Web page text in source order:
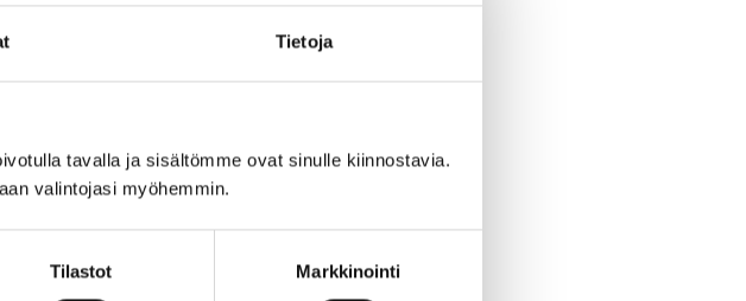
Tietoja
tavalla ja sisältömme ovat sinulle kiinnostavia.
valintojasi myöhemmin.
Tilastot Markkinointi